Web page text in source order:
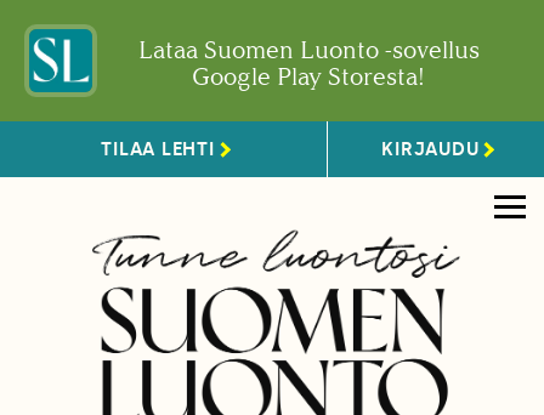
Lataa Suomen Luonto -sovellus
Google Play Storesta!
TILAA LEHTI KIRJAUDU